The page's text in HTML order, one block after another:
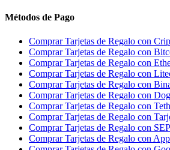
Métodos de Pago
Comprar Tarjetas de Regalo con
Comprar Tarjetas de Regalo con
Comprar Tarjetas de Regalo con
Comprar Tarjetas de Regalo con
Comprar Tarjetas de Regalo con
Comprar Tarjetas de Regalo con
Comprar Tarjetas de Regalo con
Comprar Tarjetas de Regalo con
Comprar Tarjetas de Regalo con
Comprar Tarjetas de Regalo con